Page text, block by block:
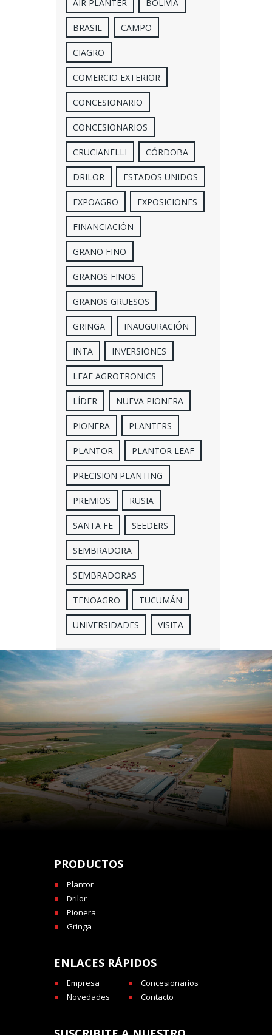
AIR PLANTER BOLIVIA
BRASIL CAMPO
CIAGRO
COMERCIO EXTERIOR
CONCESIONARIO
CONCESIONARIOS
CRUCIANELLI CÓRDOBA
DRILOR ESTADOS UNIDOS
EXPOAGRO EXPOSICIONES
FINANCIACIÓN
GRANO FINO
GRANOS FINOS
GRANOS GRUESOS
GRINGA INAUGURACIÓN
INTA INVERSIONES
LEAF AGROTRONICS
LÍDER NUEVA PIONERA
PIONERA PLANTERS
PLANTOR PLANTOR LEAF
PRECISION PLANTING
PREMIOS RUSIA
SANTA FE SEEDERS
SEMBRADORA
SEMBRADORAS
TENOAGRO TUCUMÁN
UNIVERSIDADES VISITA
PRODUCTOS
Plantor
Drilor
Pionera
Gringa
ENLACES RÁPIDOS
Empresa
Concesionarios
Novedades
Contacto